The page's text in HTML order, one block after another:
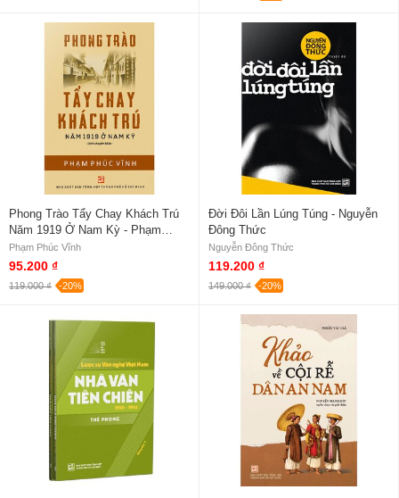
Phong Trào Tẩy Chay Khách Trú
Năm 1919 Ở Nam Kỳ - Phạm
Phúc Vĩnh
Phạm Phúc Vĩnh
95.200 ₫
119.000 ₫ -20%
Đời Đôi Lần Lúng Túng - Nguyễn
Đông Thức
Nguyễn Đông Thức
119.200 ₫
149.000 ₫ -20%